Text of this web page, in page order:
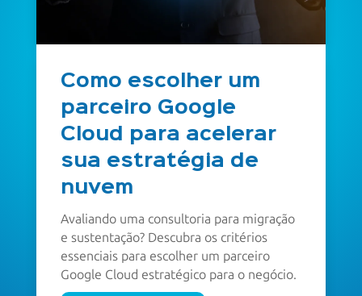
Como escolher um
parceiro Google
Cloud para acelerar
sua estratégia de
nuvem
Avaliando uma consultoria para migração
e sustentação? Descubra os critérios
essenciais para escolher um parceiro
Google Cloud estratégico para o negócio.